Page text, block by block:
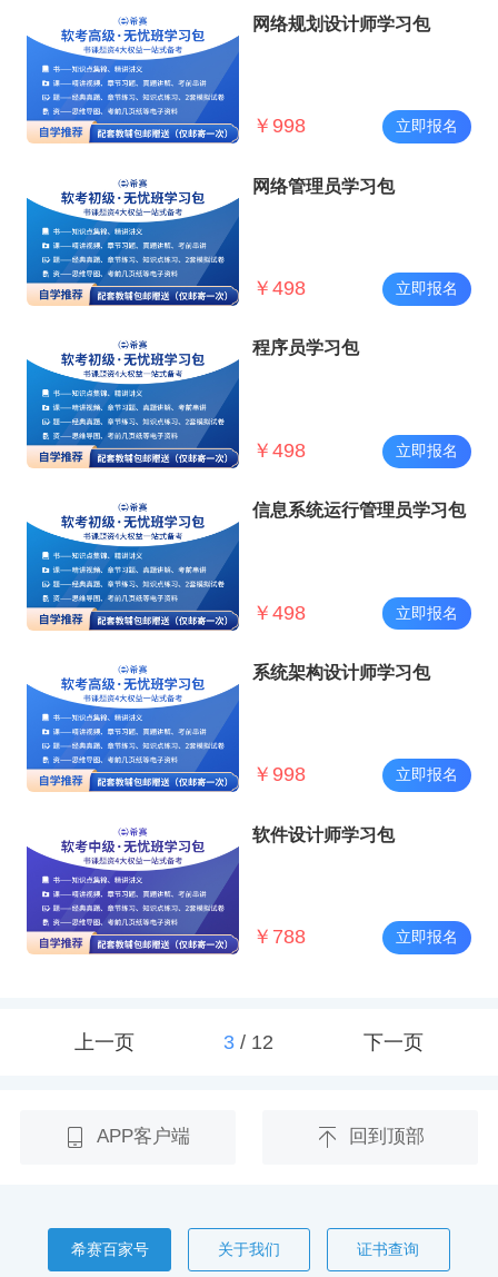
网络规划设计师学习包
￥ 998 立即报名
网络管理员学习包
￥ 498 立即报名
程序员学习包
￥ 498 立即报名
信息系统运行管理员学习包
￥ 498 立即报名
系统架构设计师学习包
￥ 998 立即报名
软件设计师学习包
￥ 788 立即报名
上一页 3/ 12 下一页
APP客户端 回到顶部
希赛百家号 关于我们 证书查询